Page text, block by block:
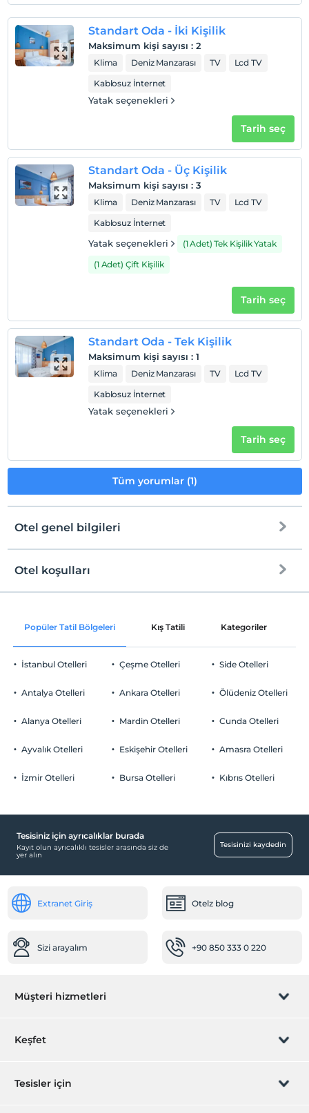
Otel koşulları
Check/in
En erken saat 14:00 ve sonrası
Check/out
En geç saat 12:00 ve öncesi
Odalarda sigara içilmez
Çocuklar
2 yaşına kadar olan bebekler ücretsizdir.
Her bir oda için 6 yaşına kadar 1 çocuk ücretsizdir
Standart Oda - İki Kişilik
Maksimum kişi sayısı : 2
Klima Deniz Manzarası TV
Lcd TV
Kablosuz İnternet
Yatak seçenekleri
Tarih seç
Standart Oda - Üç Kişilik
Maksimum kişi sayısı : 3
Klima Deniz Manzarası TV
Lcd TV
Kablosuz İnternet
Yatak seçenekleri
(1 Adet) Tek Kişilik Yatak
(1 Adet) Çift Kişilik
Tarih seç
Standart Oda - Tek Kişilik
Maksimum kişi sayısı : 1
Klima Deniz Manzarası TV
Lcd TV
Kablosuz İnternet
Yatak seçenekleri
Tarih seç
Tüm yorumlar (1)
Otel genel bilgileri
Ortak alanlar ve tüm odalar
Otopark
Ücretsiz Özel Otopark
Yiyecek & İçecek
Bahçe
24 saat açık resepsiyon
Günlük temizlik hizmeti
Otel koşulları
Check/in
Check/out
En geç saat 12:00 ve öncesi
Evcil Hayvan
2 yaşına kadar olan bebekler ücretsizdir.
Popüler Tatil Bölgeleri Kış Tatili Kategoriler
İstanbul Otelleri
Antalya Otelleri
Alanya Otelleri
Ayvalık Otelleri
İzmir Otelleri
Çeşme Otelleri
Ankara Otelleri
Mardin Otelleri
Eskişehir Otelleri
Bursa Otelleri
Side Otelleri
Ölüdeniz Otelleri
Cunda Otelleri
Amasra Otelleri
Kıbrıs Otelleri
Tesisiniz için ayrıcalıklar burada
Kayıt olun ayrıcalıklı tesisler arasında siz de
yer alın
Tesisinizi kaydedin
Extranet Giriş Otelz blog
Sizi arayalım +90 850 333 0 220
Müşteri hizmetleri
Rezervasyon yönet
Keşfet
Hediye Kart
Tesisler için